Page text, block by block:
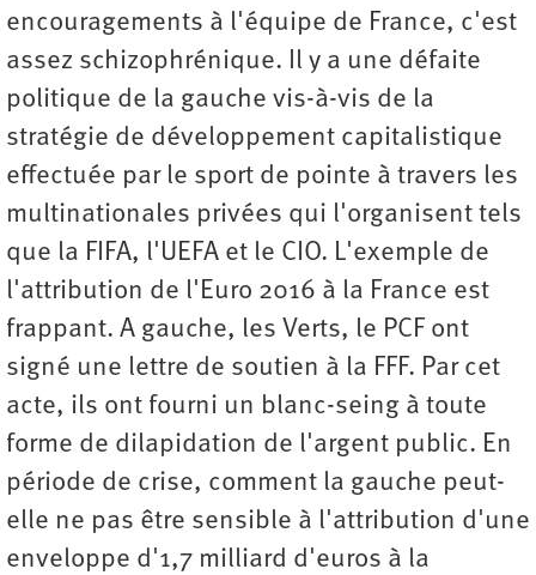
encouragements à l'équipe de France, c'est
assez schizophrénique. Il y a une défaite
politique de la gauche vis-à-vis de la
stratégie de développement capitalistique
effectuée par le sport de pointe à travers les
multinationales privées qui l'organisent tels
que la FIFA, l'UEFA et le CIO. L'exemple de
l'attribution de l'Euro 2016 à la France est
frappant. A gauche, les Verts, le PCF ont
signé une lettre de soutien à la FFF. Par cet
acte, ils ont fourni un blanc-seing à toute
forme de dilapidation de l'argent public. En
période de crise, comment la gauche peut-
elle ne pas être sensible à l'attribution d'une
enveloppe d'1,7 milliard d'euros à la